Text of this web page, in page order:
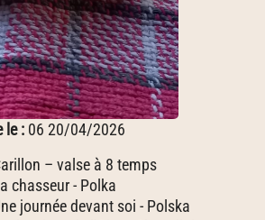
le : 06 20/04/2026
– valse à 8 temps
chasseur - Polka
journée devant soi - Polska